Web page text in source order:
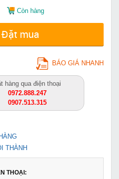
Còn hàng
Đặt mua
BÁO GIÁ NHANH
hàng qua điện thoại
0972.888.247
0907.513.315
THÀNH
THOẠI: